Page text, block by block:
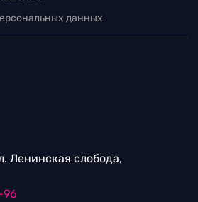
данных
Ленинская слобода,
96